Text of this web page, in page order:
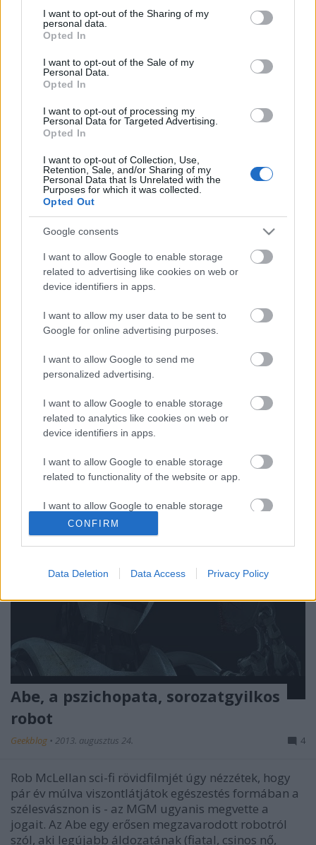
not limited to your visit or usage behaviour. You may click to
grant or deny consent to Google and its third-party tags to
use your data for below specified purposes in below Google
consent section.
I want to opt-out of the Sharing of my
personal data.
Opted In
I want to opt-out of the Sale of my
Personal Data.
Opted In
I want to opt-out of processing my
Personal Data for Targeted Advertising.
Opted In
I want to opt-out of Collection, Use,
Retention, Sale, and/or Sharing of my
Personal Data that Is Unrelated with the
Purposes for which it was collected.
Opted Out
Google consents
I want to allow Google to enable storage
related to advertising like cookies on web or
device identifiers in apps.
I want to allow my user data to be sent to
Google for online advertising purposes.
I want to allow Google to send me
personalized advertising.
I want to allow Google to enable storage
related to analytics like cookies on web or
device identifiers in apps.
I want to allow Google to enable storage
related to functionality of the website or app.
I want to allow Google to enable storage
related to personalization.
I want to allow Google to enable storage
functionality and fraud prevention, and other
CONFIRM
Data Deletion Data Access Privacy Policy
Az önreflektív, komikus horror Sam Raimi Evil Dead-
filmjeivel utat tört magának a ’80-as években, és
ennél jobb korszakot nem is találhatott volna
magának. A minőségi stúdióhorroroknak már a ’70-
es évekkel leáldozott, a klasszikus szörnyek nem
voltak divatban, és az évtized…
Jo Nesbø: Kísértet
Beyonder 2013. augusztus 26.
Harry Hole (Hari Hule), az oslói rendőrség egykori
nyomozója, három év után hazatér önkéntes
hongkongi száműzetéséből. Nyomós oka van rá:
élete szerelmének fia, a 18 éves Oleg Fauke rács
mögött ül. A vád: emberölés. A fiú egy drogtanyán
hidegvérrel agyonlőtte legjobb…
Newsflash! - 34. hét
Geekblog•2013. augusztus 25.
A Crazy Heart és a közelgő Out of the Furnace
rendezője, Scott Cooper dirigálja majd Stephen King
VÉGÍTÉLET (The Stand) című regényének
szélesvásznú adaptációját (remélhetőleg jobb lesz,
mint a '94-es minisorozat). A korábbi rendezőjelölt
Abe, a pszichopata, sorozatgyilkos
robot
Geekblog • 2013. augusztus 24. 4
Rob McLellan sci-fi rövidfilmjét úgy nézzétek, hogy
pár év múlva viszontlátjátok egészestés formában a
szélesvásznon is - az MGM ugyanis megvette a
jogait. Az Abe egy erősen megzavarodott robotról
szól, aki legújabb áldozatának (fiatal, csinos nő,